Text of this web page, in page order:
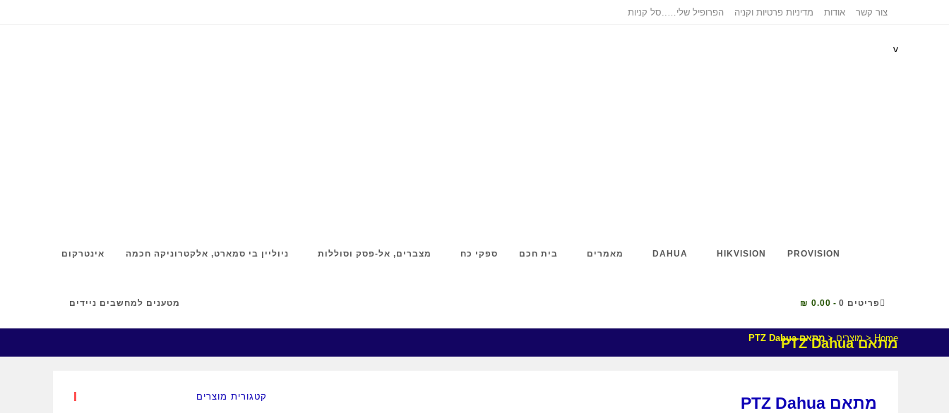
צור קשר אודות מדיניות פרטיות וקניה הפרופיל שלי…..סל קניות
v
אינטרקום ניוליין בי סמארט, אלקטרוניקה חכמה מצברים, אל-פסק וסוללות ספקי כח בית חכם מאמרים DAHUA HIKVISION PROVISION
מטענים למחשבים ניידים פריטים 0 0.00 ₪
מתאם PTZ Dahua
Home
<מוצרים<מתאם PTZ Dahua
מתאם PTZ Dahua קטגורית מוצרים